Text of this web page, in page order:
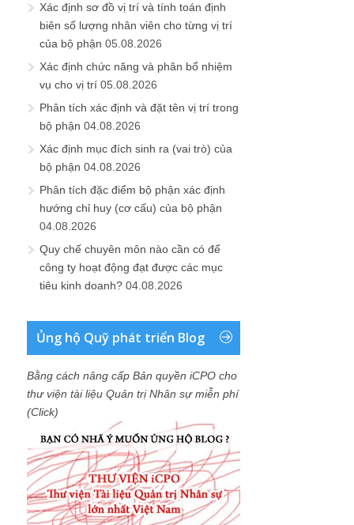
Xác định sơ đồ vị trí và tính toán định
biên số lượng nhân viên cho từng vị trí
của bộ phận 05.08.2026
Xác định chức năng và phân bổ nhiệm
vụ cho vị trí 05.08.2026
Phân tích xác định và đặt tên vị trí trong
bộ phận 04.08.2026
Xác định mục đích sinh ra (vai trò) của
bộ phận 04.08.2026
Phân tích đặc điểm bộ phận xác định
hướng chỉ huy (cơ cấu) của bộ phận
04.08.2026
Quy chế chuyên môn nào cần có để
công ty hoạt động đạt được các mục
tiêu kinh doanh? 04.08.2026
Ủng hộ Quỹ phát triển Blog
Bằng cách nâng cấp Bản quyền iCPO cho
thư viện tài liệu Quản trị Nhân sự miễn phí
(Click)